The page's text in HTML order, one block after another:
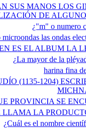
SUS MANOS LOS
DE
¿"m" o numero
las ondas
ES EL ALBUM LA
¿La mayor de la
harina fina
(1135-1204)
PROVINCIA SE
LLAMA LA
¿Cuál es el nombre